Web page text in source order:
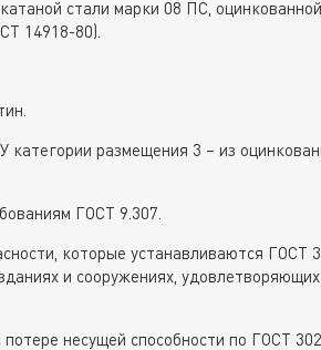
стали марки 08 ПС,
14918-80).
категории размещения 3 – из
ГОСТ 9.307.
которые устанавливаются ГОСТ
и сооружениях,
несущей способности по ГОСТ